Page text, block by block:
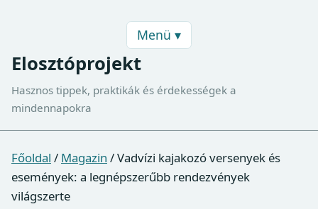
Menü ▾
Elosztóprojekt
Hasznos tippek, praktikák és érdekességek a
mindennapokra
Főoldal / Magazin /Vadvízi kajakozó versenyek és
események: a legnépszerűbb rendezvények
világszerte